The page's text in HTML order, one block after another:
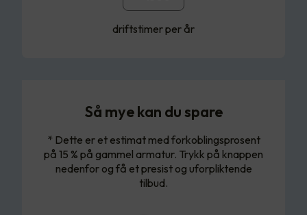
driftstimer per år
Så mye kan du spare
* Dette er et estimat med forkoblingsprosent
på 15 % på gammel armatur. Trykk på knappen
nedenfor og få et presist og uforpliktende
tilbud.